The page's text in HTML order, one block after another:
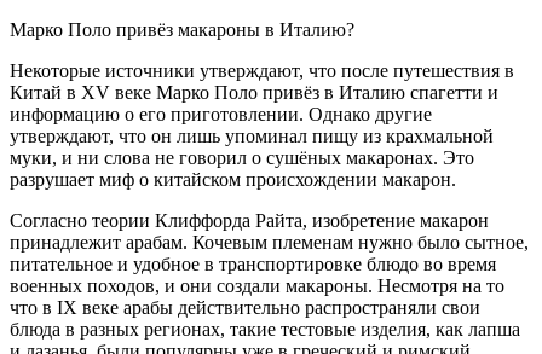
Марко Поло привёз макароны в Италию?
Некоторые источники утверждают, что после путешествия в
Китай в XV веке Марко Поло привёз в Италию спагетти и
информацию о его приготовлении. Однако другие
утверждают, что он лишь упоминал пищу из крахмальной
муки, и ни слова не говорил о сушёных макаронах. Это
разрушает миф о китайском происхождении макарон.
Согласно теории Клиффорда Райта, изобретение макарон
принадлежит арабам. Кочевым племенам нужно было сытное,
питательное и удобное в транспортировке блюдо во время
военных походов, и они создали макароны. Несмотря на то
что в IX веке арабы действительно распространяли свои
блюда в разных регионах, такие тестовые изделия, как лапша